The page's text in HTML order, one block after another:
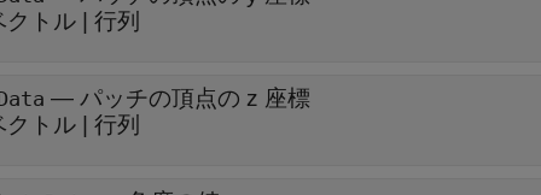
クトル
行列
— パッチの頂点の z 座標
クトル
行列